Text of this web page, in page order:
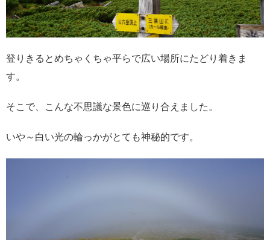
登りきるとめちゃくちゃ平らで広い場所にたどり着きま
す。
そこで、こんな不思議な景色に巡り合えました。
いや～白い光の輪っかがとても神秘的です。